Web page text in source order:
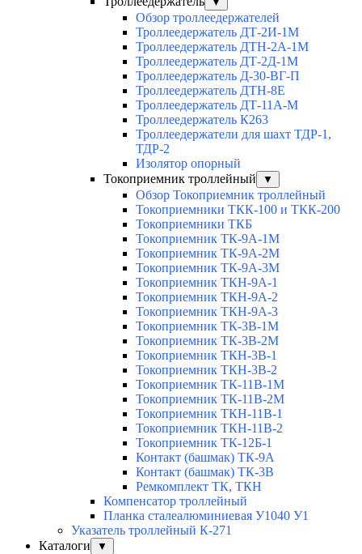
Обзор троллеедержателей
Троллеедержатель ДТ-2И-1М
Троллеедержатель ДТН-2А-1М
Троллеедержатель ДТ-2Д-1М
Троллеедержатель Д-30-ВГ-П
Троллеедержатель ДТН-8Е
Троллеедержатель ДТ-11А-М
Троллеедержатель К263
Троллеедержатели для шахт ТДР-1,
ТДР-2
Изолятор опорный
Токоприемник троллейный
▼
Обзор Токоприемник троллейный
Токоприемники ТКК-100 и ТКК-200
Токоприемники ТКБ
Токоприемник ТК-9А-1М
Токоприемник ТК-9А-2М
Токоприемник ТК-9А-3М
Токоприемник ТКН-9А-1
Токоприемник ТКН-9А-2
Токоприемник ТКН-9А-3
Токоприемник ТК-3В-1М
Токоприемник ТК-3В-2М
Токоприемник ТКН-3В-1
Токоприемник ТКН-3В-2
Токоприемник ТК-11В-1М
Токоприемник ТК-11В-2М
Токоприемник ТКН-11В-1
Токоприемник ТКН-11В-2
Токоприемник ТК-12Б-1
Контакт (башмак) ТК-9А
Контакт (башмак) ТК-3В
Ремкомплект ТК, ТКН
Компенсатор троллейный
Планка сталеалюминиевая У1040 У1
Указатель троллейный К-271
Каталоги
▼